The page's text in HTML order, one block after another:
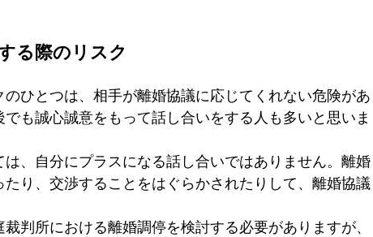
る際のリスク
ひとつは、相手が離婚協議に応じてくれない危険があ
でも誠心誠意をもって話し合いをする人も多いと思いま
、自分にプラスになる話し合いではありません。 離婚
り、交渉することをはぐらかされたりして、離婚協議
裁判所における離婚調停を検討する必要がありますが、